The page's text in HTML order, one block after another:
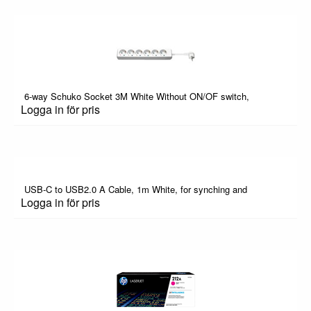
6-way Schuko Socket 3M White Without ON/OF switch,
Logga in för pris
USB-C to USB2.0 A Cable, 1m White, for synching and
Logga in för pris